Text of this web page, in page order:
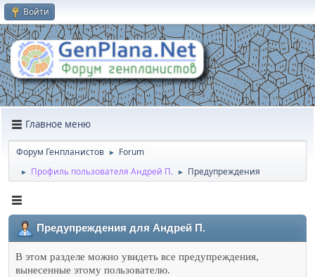
Войти
Главное меню
Форум Генпланистов ► Forum
► Профиль пользователя Андрей П. ► Предупреждения
Предупреждения для Андрей П.
В этом разделе можно увидеть все предупреждения,
вынесенные этому пользователю.